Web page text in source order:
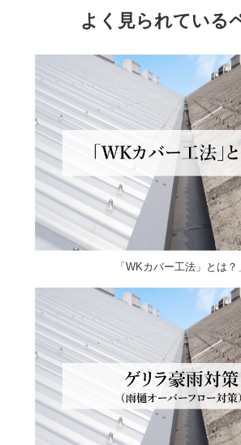
よく見られている
「WKカバー工法」とは？